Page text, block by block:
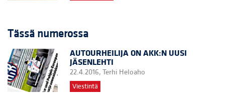
Tässä numerossa
AUTOURHEILIJA ON AKK:N UUSI
JÄSENLEHTI
22.4.2016, Terhi Heloaho
Viestintä